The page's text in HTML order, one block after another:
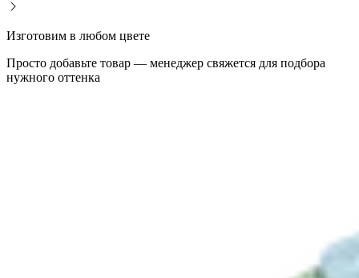
Изготовим в любом цвете
Просто добавьте товар — менеджер свяжется для подбора
нужного оттенка